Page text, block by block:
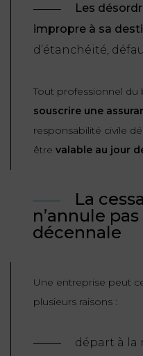
DROIT
DU
TOURISME
PUBLIQUE
PRÉJUDICE
CORPOREL
ÉTRANGERS
ET
DROIT
L’URBANISME
Les
impropre à sa
d’étanchéité,
Tout professionnel du
souscrire une
responsabilité civile
être valable au jour
La
n’annule
décennale
Une entreprise peut
plusieurs raisons :
départ à la